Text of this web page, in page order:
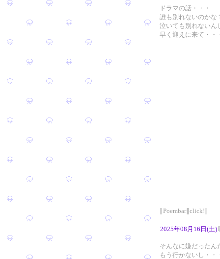
ドラマの話・・・
誰も別れないのかな
泣いても別れないん
早く迎えに来て・・
∥Poembar∥click!∥
2025年08月16日(土)
そんなに嫌だったん
もう行かないし・・